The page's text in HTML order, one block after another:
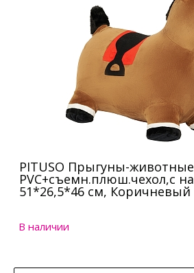
PITUSO Прыгуны-
PVC+съемн.плюш.чехол,с
51*26,5*46 см, Коричневый
В наличии